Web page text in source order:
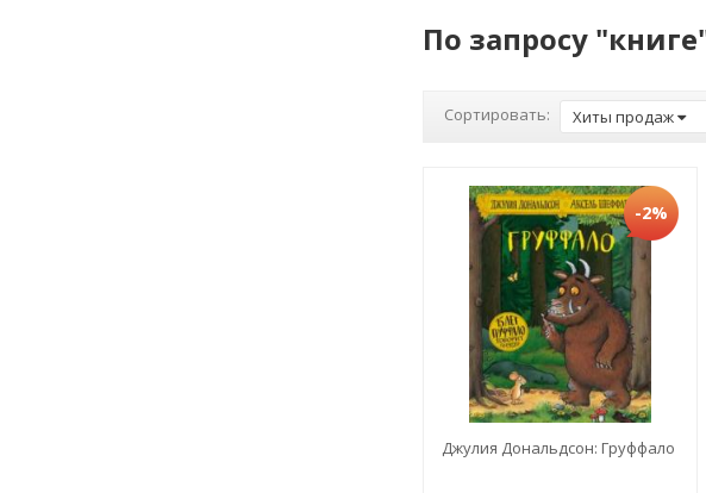
По запросу
Сортировать: Хиты продаж
-2%
Джулия Дональдсон: Груффало